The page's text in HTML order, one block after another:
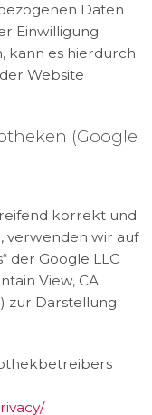
Daten
Einwilligung.
kann es hierdurch
Website
(Google
korrekt und
verwenden wir auf
der Google LLC
View, CA
zur Darstellung